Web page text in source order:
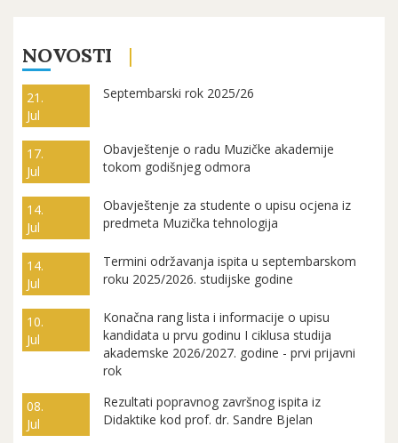
NOVOSTI
21.
Jul
Septembarski rok 2025/26
17.
Jul
Obavještenje o radu Muzičke akademije
tokom godišnjeg odmora
14.
Jul
Obavještenje za studente o upisu ocjena iz
predmeta Muzička tehnologija
14.
Jul
Termini održavanja ispita u septembarskom
roku 2025/2026. studijske godine
10.
Jul
Konačna rang lista i informacije o upisu
kandidata u prvu godinu I ciklusa studija
akademske 2026/2027. godine - prvi prijavni
rok
08.
Jul
Rezultati popravnog završnog ispita iz
Didaktike kod prof. dr. Sandre Bjelan